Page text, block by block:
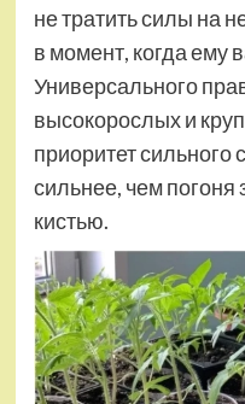
не тратить силы на
в момент, когда ему
Универсального
высокорослых и
приоритет сильного
сильнее, чем погоня
кистью.